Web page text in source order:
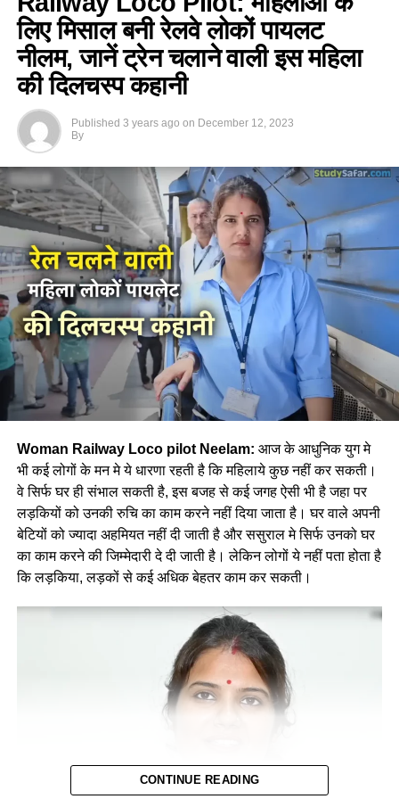
लिए मिसाल बनी रेलवे लोकों पायलट
नीलम, जानें ट्रेन चलाने वाली इस महिला
की दिलचस्प कहानी
Published 3 years ago on December 12, 2023
By
Woman Railway Loco pilot Neelam: आज के आधुनिक युग मे
भी कई लोगों के मन मे ये धारणा रहती है कि महिलाये कुछ नहीं कर सकती।
वे सिर्फ घर ही संभाल सकती है, इस बजह से कई जगह ऐसी भी है जहा पर
लड़कियों को उनकी रुचि का काम करने नहीं दिया जाता है। घर वाले अपनी
बेटियों को ज्यादा अहमियत नहीं दी जाती है और ससुराल मे सिर्फ उनको घर
का काम करने की जिम्मेदारी दे दी जाती है। लेकिन लोगों ये नहीं पता होता है
कि लड़किया, लड़कों से कई अधिक बेहतर काम कर सकती।
CONTINUE READING